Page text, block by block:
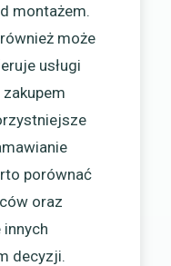
montażem.
może
usługi
porównać
oraz
decyzji.